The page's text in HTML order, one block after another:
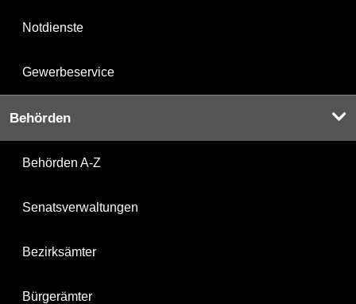
Notdienste
Gewerbeservice
Behörden
Behörden A-Z
Senatsverwaltungen
Bezirksämter
Bürgerämter